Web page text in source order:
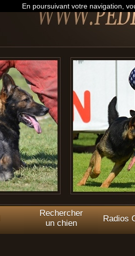
Rechercher
un chien
Radios
En poursuivant votre navigation,